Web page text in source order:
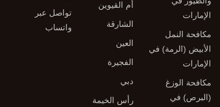
الإمارات
مكافحة النمل
الأبيض (الرمة) في
الإمارات
مكافحة الوزغ
(البرص) في
أم القيوين
الشارقة
العين
الفجيرة
دبي
رأس الخيمة
تواصل عبر
واتساب